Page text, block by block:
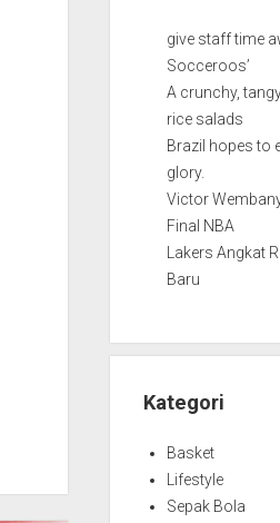
give staff time
Socceroos’
A crunchy,
rice salads
Brazil hopes to
glory.
Victor
Final NBA
Lakers Angkat
Baru
Kategori
Basket
Lifestyle
Sepak Bola